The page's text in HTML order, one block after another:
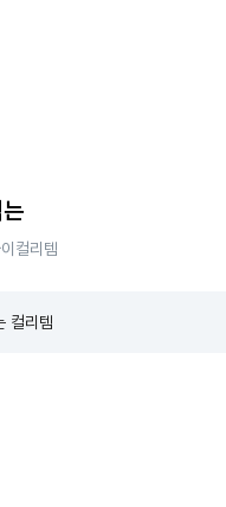
컬리템
컬리템